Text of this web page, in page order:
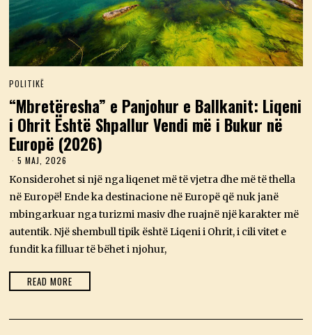
POLITIKË
“Mbretëresha” e Panjohur e Ballkanit: Liqeni
i Ohrit Është Shpallur Vendi më i Bukur në
Europë (2026)
5 MAJ, 2026
A
J
2
0
2
6
Konsiderohet si një nga liqenet më të vjetra dhe më të thella
në Europë! Ende ka destinacione në Europë që nuk janë
mbingarkuar nga turizmi masiv dhe ruajnë një karakter më
autentik. Një shembull tipik është Liqeni i Ohrit, i cili vitet e
fundit ka filluar të bëhet i njohur,
READ MORE